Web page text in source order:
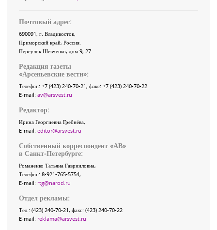
Почтовый адрес:
690091, г. Владивосток,
Приморский край, Россия
Переулок Шевченко, дом 9, 27
Редакция газеты
«Арсеньевские вести»:
Телефон: +7 (423) 240-70-21, факс: +7 (423) 240-70-22
E-mail: av@arsvest.ru
Редактор:
Ирина Георгиевна Гребнёва,
E-mail: editor@arsvest.ru
Собственный корреспондент «АВ»
в Санкт-Петербурге:
Романенко Татьяна Гаврииловна,
Телефон: 8-921-765-5754,
E-mail: rtg@narod.ru
Отдел рекламы:
Тел.: (423) 240-70-21, факс: (423) 240-70-22
E-mail: reklama@arsvest.ru